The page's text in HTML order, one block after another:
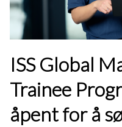
ISS Global
Trainee
åpent for å